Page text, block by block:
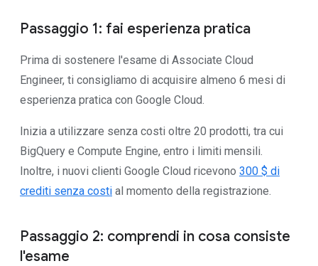
Passaggio 1: fai esperienza pratica
Prima di sostenere l'esame di Associate Cloud
Engineer, ti consigliamo di acquisire almeno 6 mesi di
esperienza pratica con Google Cloud.
Inizia a utilizzare senza costi oltre 20 prodotti, tra cui
BigQuery e Compute Engine, entro i limiti mensili.
Inoltre, i nuovi clienti Google Cloud ricevono 300 $ di
crediti senza costi al momento della registrazione.
Passaggio 2: comprendi in cosa consiste
l'esame